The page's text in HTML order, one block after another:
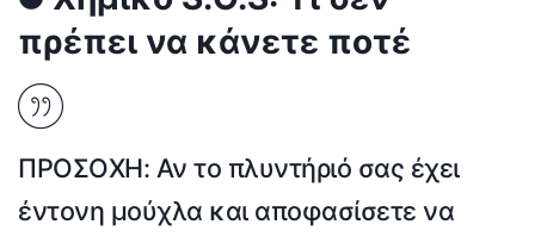
πρέπει να κάνετε ποτέ
ΠΡΟΣΟΧΗ: Αν το πλυντήριό σας έχει
έντονη μούχλα και αποφασίσετε να